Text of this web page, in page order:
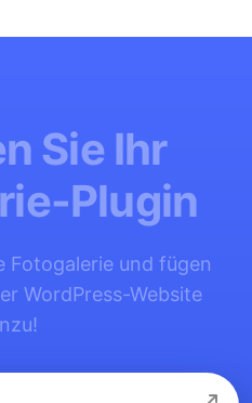
Sie Ihr
Plugin
Fotogalerie und fügen
WordPress-Website